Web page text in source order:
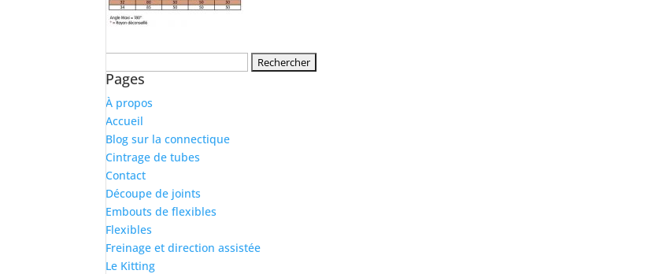
Pages
À propos
Accueil
Blog sur la connectique
Cintrage de tubes
Contact
Découpe de joints
Embouts de flexibles
Flexibles
Freinage et direction assistée
Le Kitting